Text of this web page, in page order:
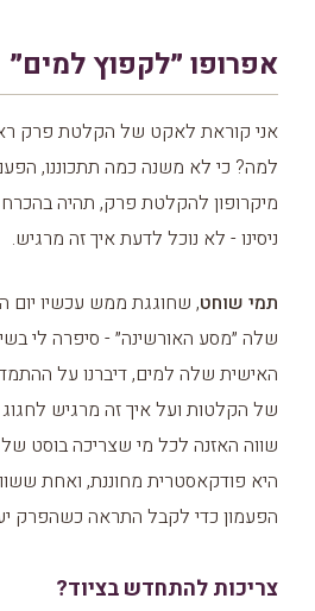
אפרופו ״לקפוץ למים״
אני קוראת לאקט של הקלטת פרק
למה? כי לא משנה כמה תתכוננו,
מיקרופון להקלטת פרק, תהיה
ניסינו - לא נוכל לדעת איך זה מרגיש.
תמי שוחט, שחוגגת ממש עכשיו יום
שלה ״מסע האורשינה״ - סיפרה לי
האישית שלה למים, דיברנו על
של הקלטות ועל איך זה מרגיש
שווה האזנה לכל מי שצריכה בוסט
היא פודקאסטרית מחוננת, ואחת
הפעמון כדי לקבל התראה כשהפרק
צריכות להתחדש בציוד?